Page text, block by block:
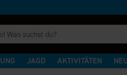
JAGD AKTIVITÄTEN